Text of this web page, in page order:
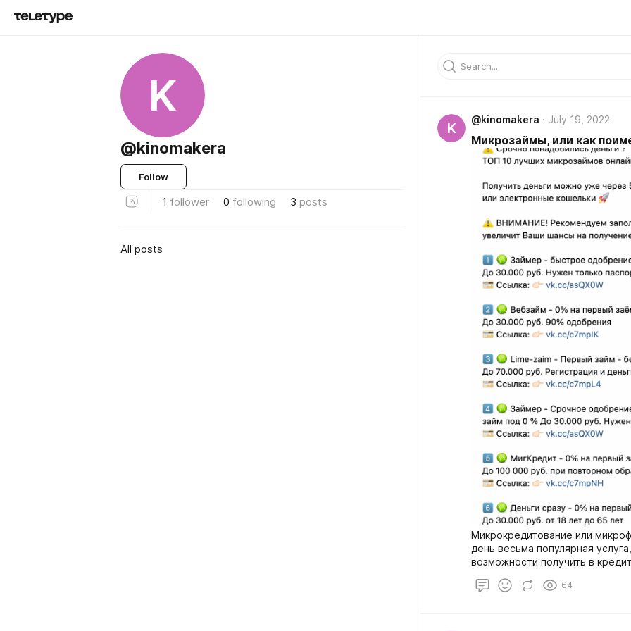
K
@kinomakera
Follow
1 follower 0 following 3 posts
All posts
K
@kinomakera July 19, 2022
Микрозаймы, или как
Микрокредитование или
день весьма популярная
возможности получить в
без залога и поручительства.
совсем необязательно лить
64